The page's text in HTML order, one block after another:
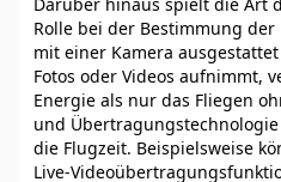
Rolle bei der Bestimmung
mit einer Kamera
Fotos oder Videos aufnimmt,
Energie als nur das Fliegen
und
die Flugzeit. Beispielsweise
Live-